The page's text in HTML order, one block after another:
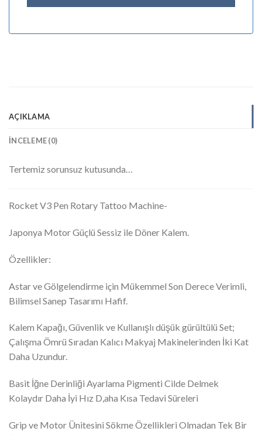
AÇIKLAMA
İNCELEME (0)
Tertemiz sorunsuz kutusunda…
Rocket V3 Pen Rotary Tattoo Machine-
Japonya Motor Güçlü Sessiz ile Döner Kalem.
Özellikler:
Astar ve Gölgelendirme için Mükemmel Son Derece Verimli,
Bilimsel Sanep Tasarımı Hafif.
Kalem Kapağı, Güvenlik ve Kullanışlı düşük gürültülü Set;
Çalışma Ömrü Sıradan Kalıcı Makyaj Makinelerinden İki Kat
Daha Uzundur.
Basit İğne Derinliği Ayarlama Pigmenti Cilde Delmek
Kolaydır Daha İyi Hız D,aha Kısa Tedavi Süreleri
Grip ve Motor Ünitesini Sökme Özellikleri Olmadan Tek Bir